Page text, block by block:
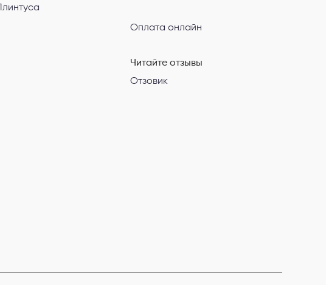
Плинтуса
Оплата онлайн
Читайте отзывы
Отзовик